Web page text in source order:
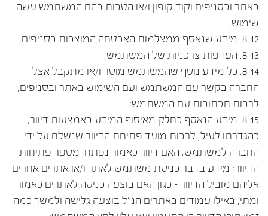
באתר ובסניפים וקוד קופון ו/או הטבות בהם המשתמש עשה
שימוש;
8.12. מידע שנאסף ממצלמות האבטחה המוצבות בסניפים;
8.13. העדפות צרכניות של המשתמש;
8.14. כל מידע נוסף שהמשתמש מוסר ו/או מתקבל אצל
החברה בקשר עם המשתמש ועם השימוש באתר ובסניפים,
לרבות תכתובות עם המשתמש;
8.15. מידע הנאסף כחלק מאיסוף המידע באמצעות דיוור,
כהגדרתו לעיל, לרבות מועד פתיחת הדיוור שנשלח על ידי
החברה למשתמש; האם דיוור כאמור נפתח; מספר פתיחות
הדיוור; מידע בדבר כניסת משתמש לאתר ו/או אתרים אחרים
אליהם מוביל הדיוור – כגון האם בוצעה כניסה לאתרים כאמור
ומתי, באילו עמודים באתרים הנ"ל בוצעה גלישה ולמשך כמה